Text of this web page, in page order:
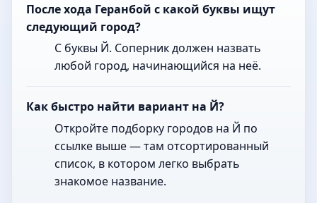
После хода Геранбой с какой буквы ищут
следующий город?
С буквы Й. Соперник должен назвать
любой город, начинающийся на неё.
Как быстро найти вариант на Й?
Откройте подборку городов на Й по
ссылке выше — там отсортированный
список, в котором легко выбрать
знакомое название.